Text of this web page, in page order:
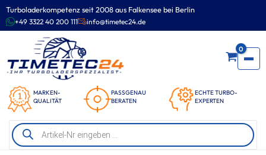
Turboladerkompetenz seit 2008 aus Falkensee bei Berlin
+49 3322 40 200 111 info@timetec24.de
MARKEN-
QUALITÄT
PASSGENAU
BERATEN
ECHTE TURBO-
EXPERTEN
0
Products
search
Zum
Inhalt
springen